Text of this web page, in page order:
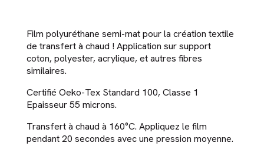
Film polyuréthane semi-mat pour la création textile
de transfert à chaud ! Application sur support
coton, polyester, acrylique, et autres fibres
similaires.
Certifié Oeko-Tex Standard 100, Classe 1
Epaisseur 55 microns.
Transfert à chaud à 160°C. Appliquez le film
pendant 20 secondes avec une pression moyenne.